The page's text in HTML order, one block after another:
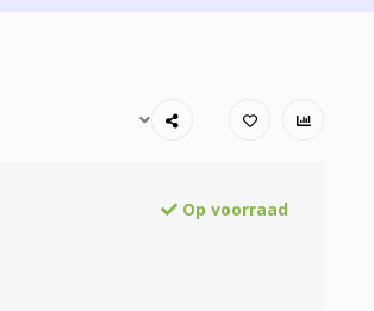
Op voorraad